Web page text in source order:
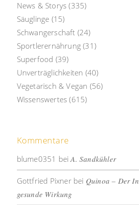
News & Storys (335)
Säuglinge (15)
Schwangerschaft (24)
Sportlerernährung (31)
Superfood (39)
Unverträglichkeiten (40)
Vegetarisch & Vegan (56)
Wissenswertes (615)
Kommentare
blume0351 beiA. Sandkühler
Gottfried Pixnerbei Quinoa – Der
gesunde Wirkung